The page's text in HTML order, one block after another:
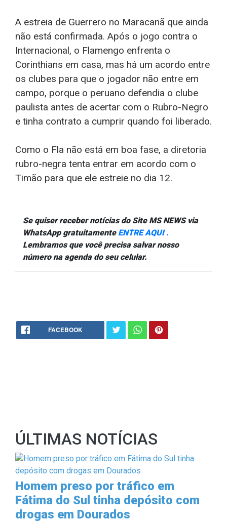
A estreia de Guerrero no Maracanã que ainda
não está confirmada. Após o jogo contra o
Internacional, o Flamengo enfrenta o
Corinthians em casa, mas há um acordo entre
os clubes para que o jogador não entre em
campo, porque o peruano defendia o clube
paulista antes de acertar com o Rubro-Negro
e tinha contrato a cumprir quando foi liberado.
Como o Fla não está em boa fase, a diretoria
rubro-negra tenta entrar em acordo com o
Timão para que ele estreie no dia 12.
Se quiser receber notícias do Site MS NEWS via
WhatsApp gratuitamente ENTRE AQUI .
Lembramos que você precisa salvar nosso
número na agenda do seu celular.
FACEBOOK
ÚLTIMAS NOTÍCIAS
Homem preso por tráfico em
Fátima do Sul tinha depósito com
drogas em Dourados